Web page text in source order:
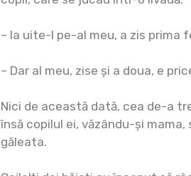
– Ia uite-l pe-al meu, a zis prima
– Dar al meu, zise și a doua, e
Nici de această dată, cea de-a
însă copilul ei, văzându-și mama,
găleata.